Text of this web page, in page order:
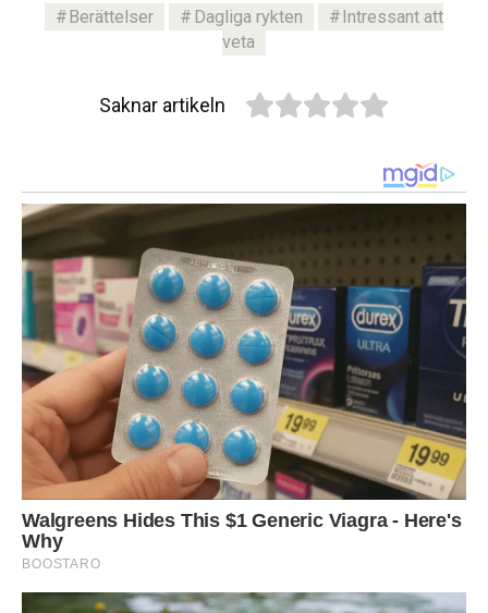
Berättelser Dagliga rykten
Intressant att
veta
Saknar artikeln